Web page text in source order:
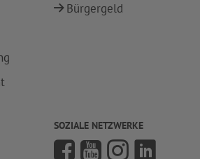
Bürgergeld
SOZIALE NETZWERKE